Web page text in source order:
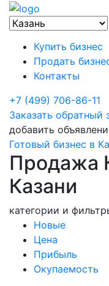
Купить бизнес
Продать
Контакты
+7 (499) 706-86-11
Заказать обратный
добавить
Готовый бизнес в
Продажа
Казани
категории и
Новые
Цена
Прибыль
Окупаемость